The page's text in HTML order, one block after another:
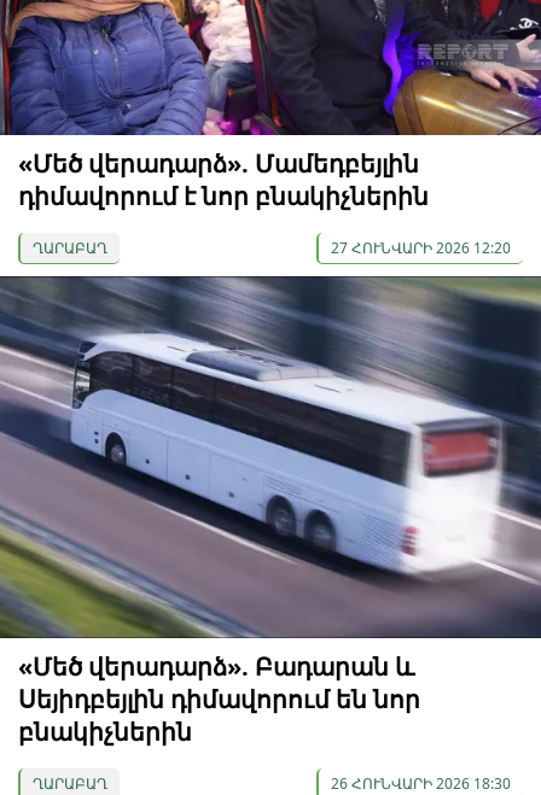
«Մեծ վերադարձ». Մամեդբեյլին
դիմավորում է նոր բնակիչներին
ՂԱՐԱԲԱՂ 27 ՀՈՒՆՎԱՐԻ 2026 12:20
«Մեծ վերադարձ». Բադարան և
Սեյիդբեյլին դիմավորում են նոր
բնակիչներին
ՂԱՐԱԲԱՂ 26 ՀՈՒՆՎԱՐԻ 2026 18:30